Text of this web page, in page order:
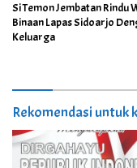
Si Temon Jembatan Rindu
Binaan Lapas Sidoarjo
Keluarga
Rekomendasi untuk